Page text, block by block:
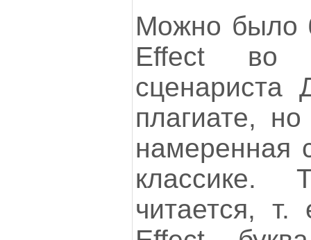
Можно было
Effect во
плагиате,
намеренная
читается, т.